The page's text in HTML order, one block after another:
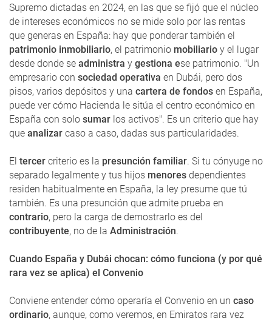
Supremo dictadas en 2024, en las que se fijó que el núcleo
de intereses económicos no se mide solo por las rentas
que generas en España: hay que ponderar también el
patrimonio inmobiliario, el patrimonio mobiliario y el lugar
desde donde se administra y gestiona ese patrimonio. "Un
empresario con sociedad operativa en Dubái, pero dos
pisos, varios depósitos y una cartera de fondos en España,
puede ver cómo Hacienda le sitúa el centro económico en
España con solo sumar los activos". Es un criterio que hay
que analizar caso a caso, dadas sus particularidades.
El tercer criterio es la presunción familiar. Si tu cónyuge no
separado legalmente y tus hijos menores dependientes
residen habitualmente en España, la ley presume que tú
también. Es una presunción que admite prueba en
contrario, pero la carga de demostrarlo es del
contribuyente, no de la Administración.
Cuando España y Dubái chocan: cómo funciona (y por qué
rara vez se aplica) el Convenio
Conviene entender cómo operaría el Convenio en un caso
ordinario, aunque, como veremos, en Emiratos rara vez